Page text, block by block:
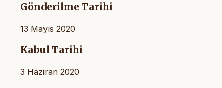
Gönderilme Tarihi
13 Mayıs 2020
Kabul Tarihi
3 Haziran 2020